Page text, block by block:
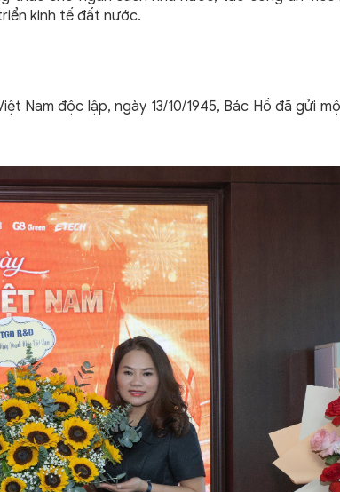
kinh tế đất nước.
Nam độc lập, ngày 13/10/1945, Bác Hồ đã gửi